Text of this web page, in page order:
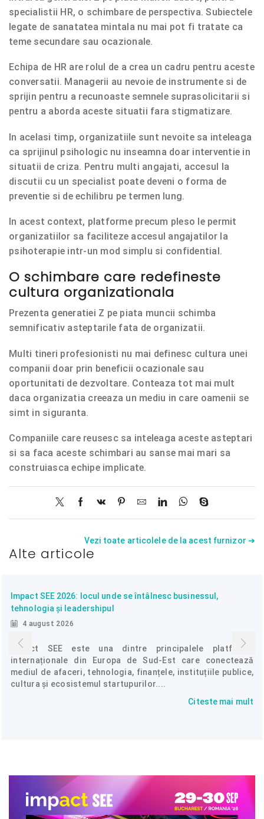
specialistii HR, o schimbare de perspectiva. Subiectele
legate de sanatatea mintala nu mai pot fi tratate ca
teme secundare sau ocazionale.
Echipa de HR are rolul de a crea un cadru pentru aceste
conversatii. Managerii au nevoie de instrumente si de
sprijin pentru a recunoaste semnele suprasolicitarii si
pentru a aborda aceste situatii fara stigmatizare.
In acelasi timp, organizatiile sunt nevoite sa inteleaga
ca sprijinul psihologic nu inseamna doar interventie in
situatii de criza. Pentru multi angajati, accesul la
discutii cu un specialist poate deveni o forma de
preventie si de echilibru pe termen lung.
In acest context, platforme precum pleso le permit
organizatiilor sa faciliteze accesul angajatilor la
psihoterapie intr-un mod simplu si confidential.
O schimbare care redefineste
cultura organizationala
Prezenta generatiei Z pe piata muncii schimba
semnificativ asteptarile fata de organizatii.
Multi tineri profesionisti nu mai definesc cultura unei
companii doar prin beneficii ocazionale sau
oportunitati de dezvoltare. Conteaza tot mai mult
daca organizatia creeaza un mediu in care oamenii se
simt in siguranta.
Companiile care reusesc sa inteleaga aceste asteptari
si sa faca aceste schimbari au sanse mai mari sa
construiasca echipe implicate.
Vezi toate articolele de la acest furnizor ➔
Alte articole
Impact SEE 2026: locul unde se întâlnesc businessul,
tehnologia și leadershipul
4 august 2026
Impact SEE este una dintre principalele platforme
internaționale din Europa de Sud-Est care conectează
mediul de afaceri, tehnologia, finanțele, instituțiile publice,
cultura și ecosistemul startupurilor....
Citeste mai mult